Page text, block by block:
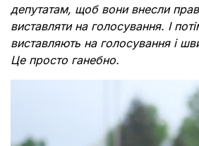
депутатам, щоб вони внесли
виставляти на голосування. І
виставляють на голосування і
Це просто ганебно.